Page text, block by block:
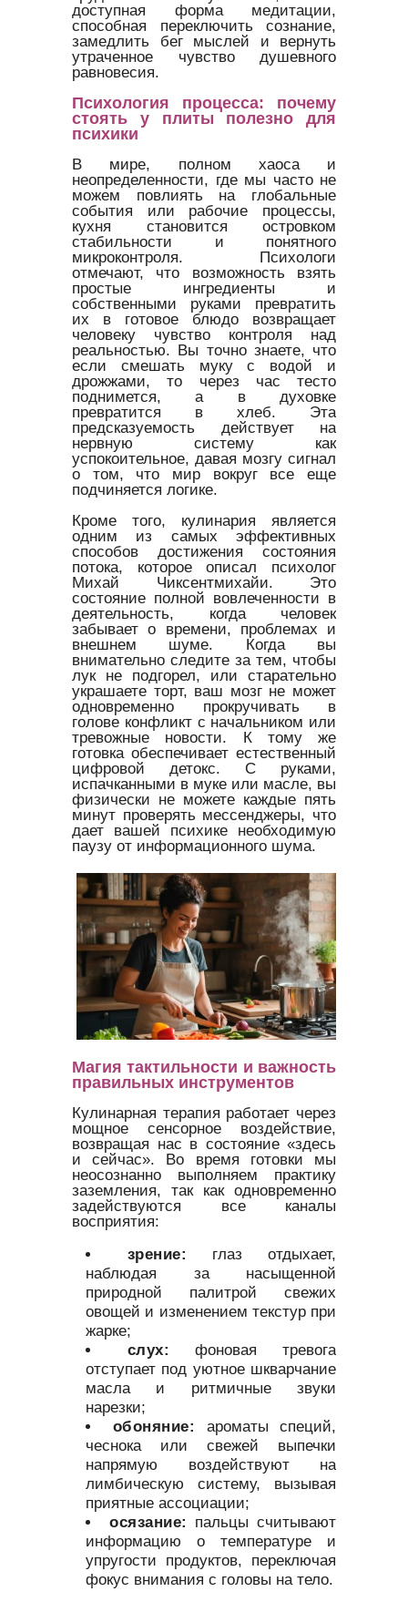
доступная форма медитации,
способная переключить сознание,
замедлить бег мыслей и вернуть
утраченное чувство душевного
равновесия.
Психология процесса: почему
стоять у плиты полезно для
психики
В мире, полном хаоса и
неопределенности, где мы часто не
можем повлиять на глобальные
события или рабочие процессы,
кухня становится островком
стабильности и понятного
микроконтроля. Психологи
отмечают, что возможность взять
простые ингредиенты и
собственными руками превратить
их в готовое блюдо возвращает
человеку чувство контроля над
реальностью. Вы точно знаете, что
если смешать муку с водой и
дрожжами, то через час тесто
поднимется, а в духовке
превратится в хлеб. Эта
предсказуемость действует на
нервную систему как
успокоительное, давая мозгу сигнал
о том, что мир вокруг все еще
подчиняется логике.
Кроме того, кулинария является
одним из самых эффективных
способов достижения состояния
потока, которое описал психолог
Михай Чиксентмихайи. Это
состояние полной вовлеченности в
деятельность, когда человек
забывает о времени, проблемах и
внешнем шуме. Когда вы
внимательно следите за тем, чтобы
лук не подгорел, или старательно
украшаете торт, ваш мозг не может
одновременно прокручивать в
голове конфликт с начальником или
тревожные новости. К тому же
готовка обеспечивает естественный
цифровой детокс. С руками,
испачканными в муке или масле, вы
физически не можете каждые пять
минут проверять мессенджеры, что
дает вашей психике необходимую
паузу от информационного шума.
Магия тактильности и важность
правильных инструментов
Кулинарная терапия работает через
мощное сенсорное воздействие,
возвращая нас в состояние «здесь
и сейчас». Во время готовки мы
неосознанно выполняем практику
заземления, так как одновременно
задействуются все каналы
восприятия:
зрение:
глаз отдыхает,
наблюдая за насыщенной
природной палитрой свежих
овощей и изменением текстур при
жарке;
слух:
фоновая тревога
отступает под уютное шкварчание
масла и ритмичные звуки
нарезки;
обоняние:
ароматы специй,
чеснока или свежей выпечки
напрямую воздействуют на
лимбическую систему, вызывая
приятные ассоциации;
осязание:
пальцы считывают
информацию о температуре и
упругости продуктов, переключая
фокус внимания с головы на тело.